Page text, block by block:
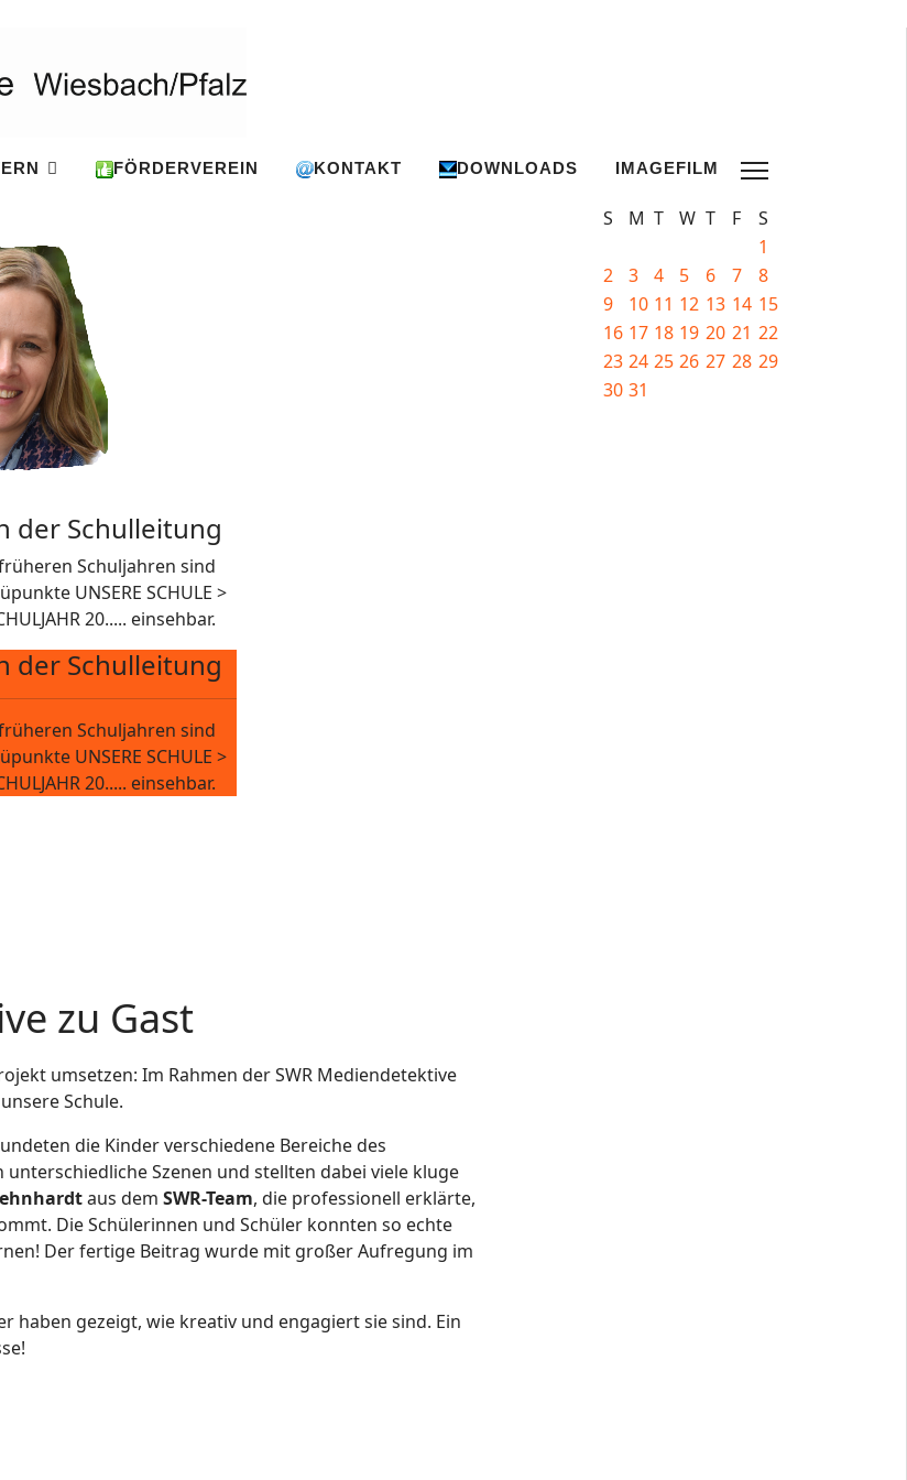
FÖRDERVEREIN KONTAKT DOWNLOADS IMAGEFILM
der Schulleitung
Schuljahren sind
UNSERE SCHULE >
20..... einsehbar.
der Schulleitung
Schuljahren sind
UNSERE SCHULE >
20..... einsehbar.
S M T W T F
S
1
2
3 4 5 6 7
8
9
10 11 12 13 14 15
16 17 18 19 20 21 22
23 24 25 26 27 28 29
30 31
zu Gast
umsetzen: Im Rahmen der SWR Mediendetektive
Schule.
die Kinder verschiedene Bereiche des
Szenen und stellten dabei viele kluge
aus demSWR-Team, die professionell erklärte,
Die Schülerinnen und Schüler konnten so echte
Der fertige Beitrag wurde mit großer Aufregung im
haben gezeigt, wie kreativ und engagiert sie sind. Ein